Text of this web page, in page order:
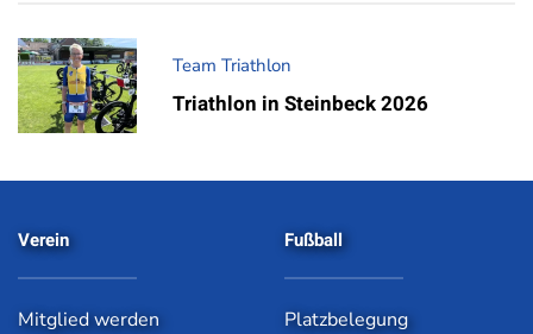
Team Triathlon
Triathlon in Steinbeck 2026
Verein
Mitglied werden
Fußball
Platzbelegung